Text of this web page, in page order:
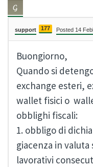
support 177 Posted 14
Buongiorno,
Quando si
exchange esteri,
wallet fisici o
obblighi fiscali:
1. obbligo di
giacenza in valuta
lavorativi